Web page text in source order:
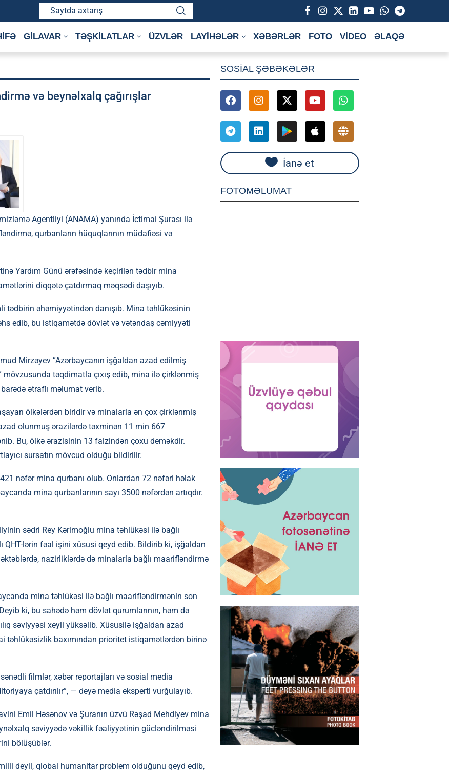
GİLAVAR TƏŞKİLATLAR ÜZVLƏR LAYİHƏLƏR XƏBƏRLƏR FOTO VİDEO ƏLAQƏ
və beynəlxalq çağırışlar
Agentliyi (ANAMA) yanında İctimai Şurası ilə
qurbanların hüquqlarının müdafiəsi və
Yardım Günü ərəfəsində keçirilən tədbir mina
diqqətə çatdırmaq məqsədi daşıyıb.
tədbirin əhəmiyyətindən danışıb. Mina təhlükəsinin
edib, bu istiqamətdə dövlət və vətəndaş cəmiyyəti
Mirzəyev “Azərbaycanın işğaldan azad edilmiş
təqdimatla çıxış edib, mina ilə çirklənmiş
ətraflı məlumat verib.
ölkələrdən biridir və minalarla ən çox çirklənmiş
olunmuş ərazilərdə təxminən 11 min 667
Bu, ölkə ərazisinin 13 faizindən çoxu deməkdir.
sursatın mövcud olduğu bildirilir.
nəfər mina qurbanı olub. Onlardan 72 nəfəri həlak
mina qurbanlarının sayı 3500 nəfərdən artıqdır.
sədri Rey Kərimoğlu mina təhlükəsi ilə bağlı
lərin fəal işini xüsusi qeyd edib. Bildirib ki, işğaldan
nazirliklərdə də minalarla bağlı maarifləndirmə
mina təhlükəsi ilə bağlı maarifləndirmənin son
ki, bu sahədə həm dövlət qurumlarının, həm də
səviyyəsi xeyli yüksəlib. Xüsusilə işğaldan azad
baxımından prioritet istiqamətlərdən birinə
filmlər, xəbər reportajları və sosial media
çatdırılır”, — deyə media eksperti vurğulayıb.
Emil Həsənov və Şuranın üzvü Rəşad Mehdiyev mina
səviyyədə vəkillik fəaliyyətinin gücləndirilməsi
bölüşüblər.
deyil, qlobal humanitar problem olduğunu qeyd edib,
SOSİAL ŞƏBƏKƏLƏR
İanə et
FOTOMƏLUMAT